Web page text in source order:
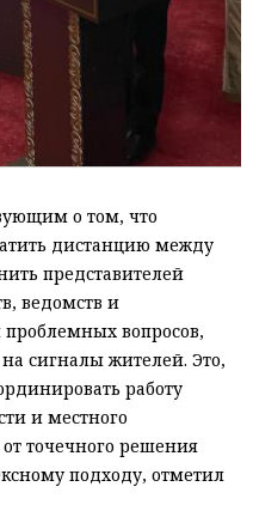
о том, что
дистанцию между
представителей
ведомств и
вопросов,
сигналы жителей. Это,
работу
и местного
точечного решения
подходу, отметил